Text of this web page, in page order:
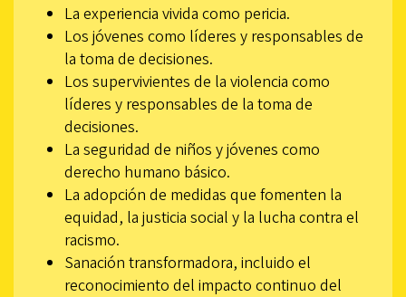
La experiencia vivida como pericia.
Los jóvenes como líderes y responsables de
la toma de decisiones.
Los supervivientes de la violencia como
líderes y responsables de la toma de
decisiones.
La seguridad de niños y jóvenes como
derecho humano básico.
La adopción de medidas que fomenten la
equidad, la justicia social y la lucha contra el
racismo.
Sanación transformadora, incluido el
reconocimiento del impacto continuo del